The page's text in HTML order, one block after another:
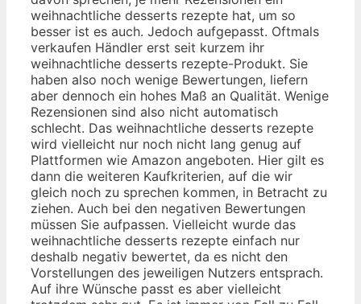
weihnachtliche desserts rezepte hat, um so
besser ist es auch. Jedoch aufgepasst. Oftmals
verkaufen Händler erst seit kurzem ihr
weihnachtliche desserts rezepte-Produkt. Sie
haben also noch wenige Bewertungen, liefern
aber dennoch ein hohes Maß an Qualität. Wenige
Rezensionen sind also nicht automatisch
schlecht. Das weihnachtliche desserts rezepte
wird vielleicht nur noch nicht lang genug auf
Plattformen wie Amazon angeboten. Hier gilt es
dann die weiteren Kaufkriterien, auf die wir
gleich noch zu sprechen kommen, in Betracht zu
ziehen. Auch bei den negativen Bewertungen
müssen Sie aufpassen. Vielleicht wurde das
weihnachtliche desserts rezepte einfach nur
deshalb negativ bewertet, da es nicht den
Vorstellungen des jeweiligen Nutzers entsprach.
Auf ihre Wünsche passt es aber vielleicht